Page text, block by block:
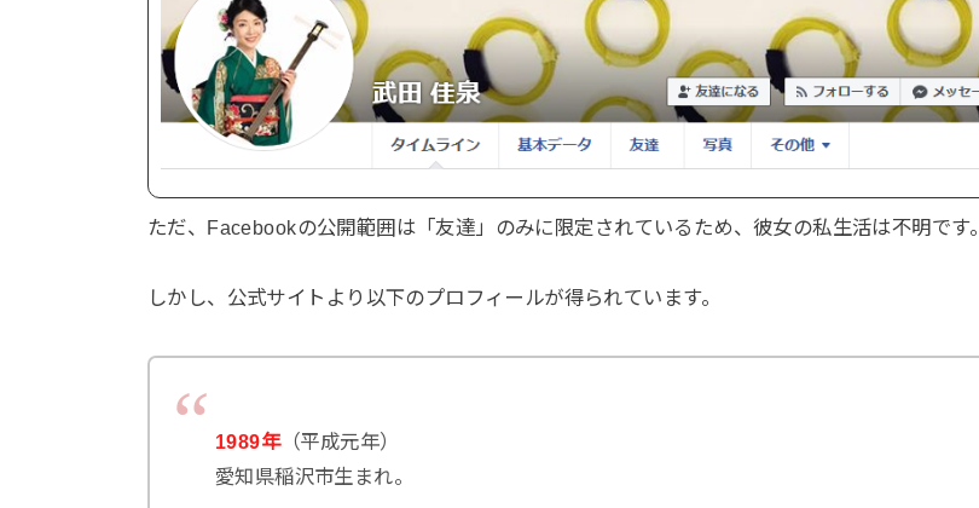
ただ、Facebookの公開範囲は「友達」のみに限定されているため、彼女の私生活は不明です。
しかし、公式サイトより以下のプロフィールが得られています。
1989年（平成元年）
愛知県稲沢市生まれ。